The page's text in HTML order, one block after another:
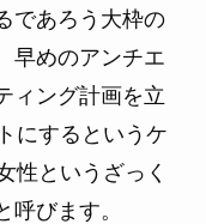
であろう大枠の
早めのアンチエ
ィング計画を立
にするというケ
性というざっく
呼びます。